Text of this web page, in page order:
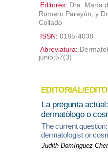
Editores: Dra. María
Romero Pareyón, y
Collado
ISSN: 0185-4038
Abreviatura:
junio;57(3)
EDITORIAL/
La pregunta
dermatólogo o
The current
dermatologist or
Judith Domínguez